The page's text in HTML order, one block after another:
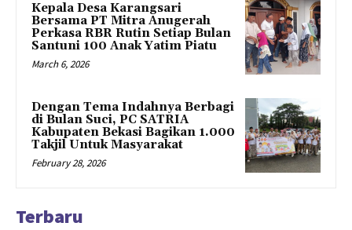
Kepala Desa Karangsari
Bersama PT Mitra Anugerah
Perkasa RBR Rutin Setiap Bulan
Santuni 100 Anak Yatim Piatu
March 6, 2026
Dengan Tema Indahnya Berbagi
di Bulan Suci, PC SATRIA
Kabupaten Bekasi Bagikan 1.000
Takjil Untuk Masyarakat
February 28, 2026
Terbaru